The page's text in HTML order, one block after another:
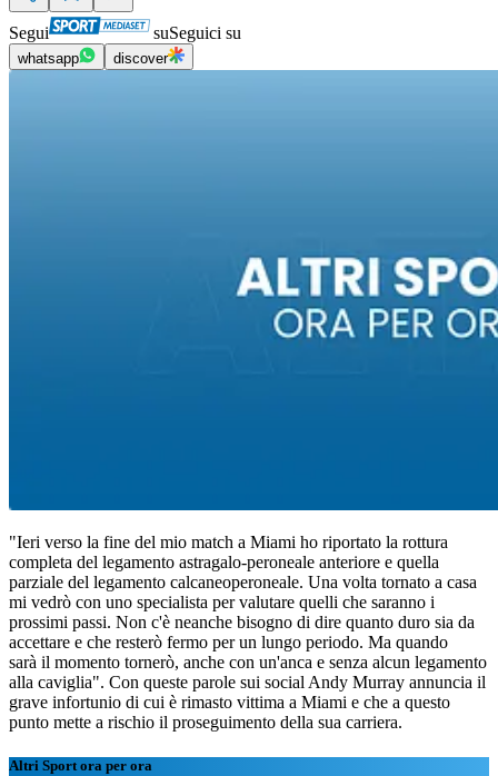
Segui suSeguici su
whatsapp discover
"Ieri verso la fine del mio match a Miami ho riportato la rottura
completa del legamento astragalo-peroneale anteriore e quella
parziale del legamento calcaneoperoneale. Una volta tornato a casa
mi vedrò con uno specialista per valutare quelli che saranno i
prossimi passi. Non c'è neanche bisogno di dire quanto duro sia da
accettare e che resterò fermo per un lungo periodo. Ma quando
sarà il momento tornerò, anche con un'anca e senza alcun legamento
alla caviglia". Con queste parole sui social Andy Murray annuncia il
grave infortunio di cui è rimasto vittima a Miami e che a questo
punto mette a rischio il proseguimento della sua carriera.
Altri Sport ora per ora